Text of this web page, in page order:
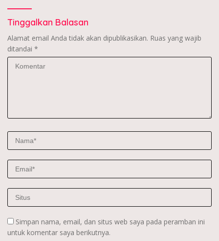
Tinggalkan Balasan
Alamat email Anda tidak akan dipublikasikan. Ruas yang wajib
ditandai *
Simpan nama, email, dan situs web saya pada peramban ini
untuk komentar saya berikutnya.